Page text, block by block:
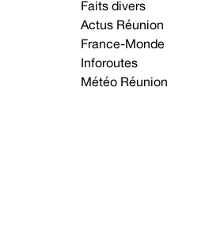
Faits divers
Actus Réunion
France-Monde
Inforoutes
Météo Réunion